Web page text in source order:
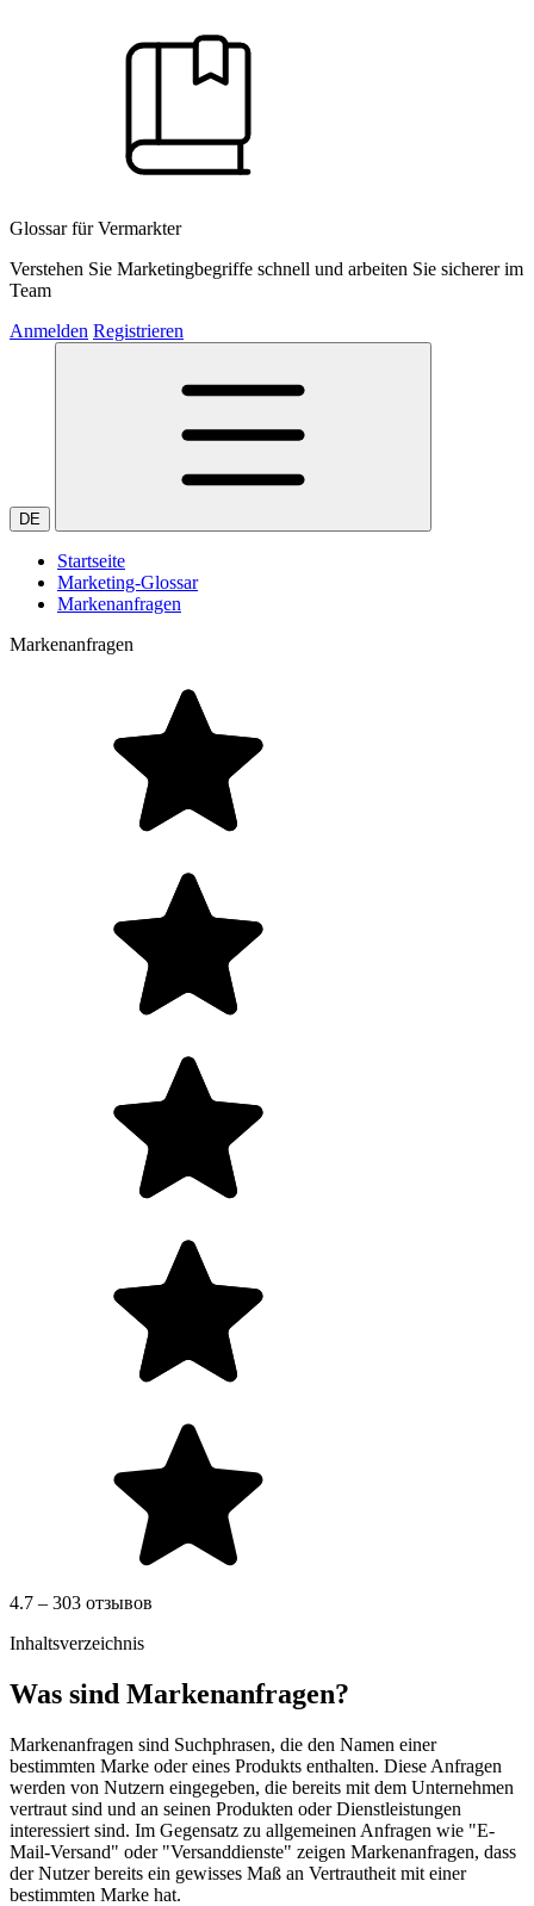
Glossar für Vermarkter
Verstehen Sie Marketingbegriffe schnell und arbeiten Sie sicherer im
Team
Anmelden Registrieren
DE
Startseite
Marketing-Glossar
Markenanfragen
Markenanfragen
4.7 – 303 отзывов
Inhaltsverzeichnis
Was sind Markenanfragen?
Markenanfragen sind Suchphrasen, die den Namen einer
bestimmten Marke oder eines Produkts enthalten. Diese Anfragen
werden von Nutzern eingegeben, die bereits mit dem Unternehmen
vertraut sind und an seinen Produkten oder Dienstleistungen
interessiert sind. Im Gegensatz zu allgemeinen Anfragen wie "E-
Mail-Versand" oder "Versanddienste" zeigen Markenanfragen, dass
der Nutzer bereits ein gewisses Maß an Vertrautheit mit einer
bestimmten Marke hat.